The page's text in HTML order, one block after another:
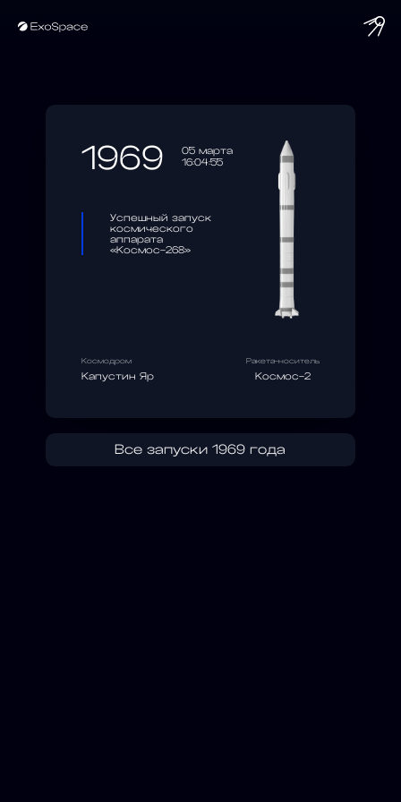
1969
05 марта
16:04:55
Успешный запуск
космического
аппарата
«Космос-268»
Космодром
Капустин Яр
Ракета-носитель
Космос-2
Все запуски 1969 года